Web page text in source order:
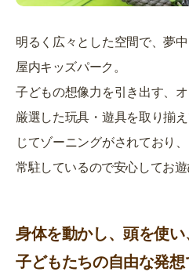
明るく広々とした空間で、夢
屋内キッズパーク。
子どもの想像力を引き出す、
厳選した玩具・遊具を取り揃
じてゾーニングがされており
常駐しているので安心してお遊
身体を動かし、頭を使い
子どもたちの自由な発想